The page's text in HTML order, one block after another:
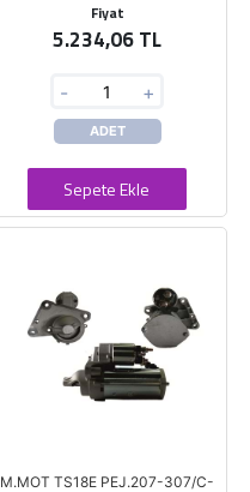
Fiyat
5.234,06 TL
- +
ADET
Sepete Ekle
M.MOT TS18E PEJ.207-307/C-